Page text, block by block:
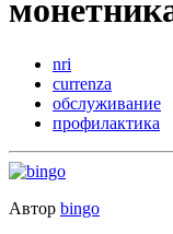
nri
currenza
обслуживание
профилактика
Автор bingo